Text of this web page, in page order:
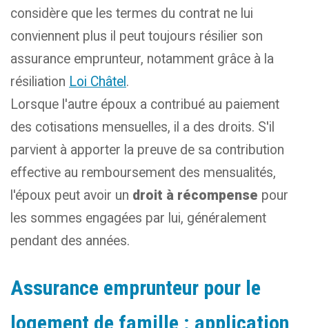
considère que les termes du contrat ne lui
conviennent plus il peut toujours résilier son
assurance emprunteur, notamment grâce à la
résiliation Loi Châtel .
Lorsque l'autre époux a contribué au paiement
des cotisations mensuelles, il a des droits. S'il
parvient à apporter la preuve de sa contribution
effective au remboursement des mensualités,
l'époux peut avoir un droit à récompense pour
les sommes engagées par lui, généralement
pendant des années.
Assurance emprunteur pour le
logement de famille : application